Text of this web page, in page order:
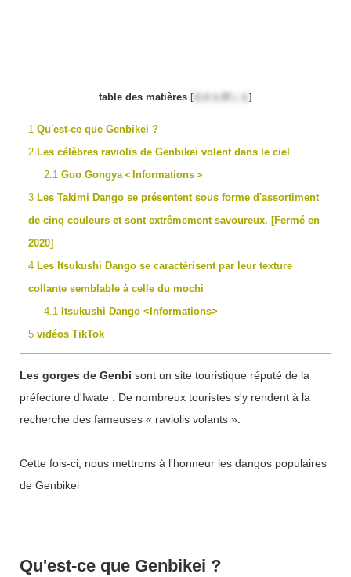
table des matières [目次を閉じる]
1Qu'est-ce que Genbikei ?
2Les célèbres raviolis de Genbikei volent dans le ciel
2.1Guo Gongya＜Informations＞
3Les Takimi Dango se présentent sous forme d'assortiment
de cinq couleurs et sont extrêmement savoureux. [Fermé en
2020]
4Les Itsukushi Dango se caractérisent par leur texture
collante semblable à celle du mochi
4.1Itsukushi Dango <Informations>
5vidéos TikTok
Les gorges de Genbi sont un site touristique réputé de la
préfecture d'Iwate . De nombreux touristes s'y rendent à la
recherche des fameuses « raviolis volants ».
Cette fois-ci, nous mettrons à l'honneur les dangos populaires
de Genbikei
Qu'est-ce que Genbikei ?